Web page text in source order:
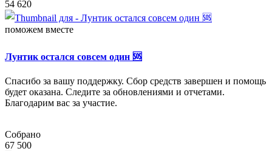
54 620
поможем вместе
Лунтик остался совсем один 🆘
Спасибо за вашу поддержку. Сбор средств завершен и помощь
будет оказана. Следите за обновлениями и отчетами.
Благодарим вас за участие.
Собрано
67 500